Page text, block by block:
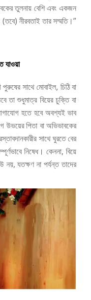
তুলনায় বেশি এবং একজন
নীরবতাই তার সম্মতি।”
যাওয়া
সাথে মোবাইল, চিঠি বা
তা শুধুমাত্র বিয়ের চুক্তি বা
হতে হবে অবশ্যই ভাব
পিতা বা অভিভাবকের
সাথে ঘুরতে বের
নিষেধ। কেননা, বিয়ে
যতক্ষণ না পর্যন্ত তাদের